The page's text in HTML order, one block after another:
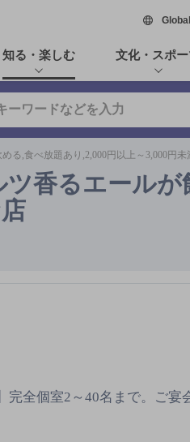
Global
知る・楽しむ 文化・スポー
る,食べ放題あり,2,000円以上～3,000円未
香るエールが
完全個室2～40名まで。ご宴